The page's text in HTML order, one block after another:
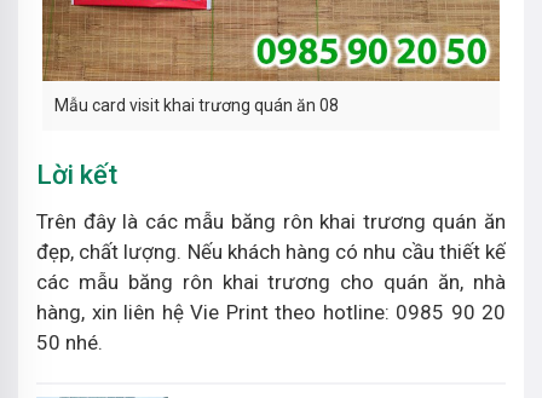
Mẫu card visit khai trương quán ăn 08
Lời kết
Trên đây là các mẫu băng rôn khai trương quán ăn
đẹp, chất lượng. Nếu khách hàng có nhu cầu thiết kế
các mẫu băng rôn khai trương cho quán ăn, nhà
hàng, xin liên hệ Vie Print theo hotline: 0985 90 20
50 nhé.